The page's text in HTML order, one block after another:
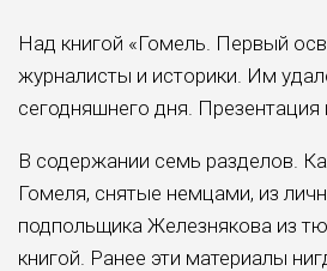
Над книгой «Гомель. Первый
журналисты и историки. Им
сегодняшнего дня.
В содержании семь разделов.
Гомеля, снятые немцами, из
подпольщика Железнякова из
книгой. Ранее эти материалы